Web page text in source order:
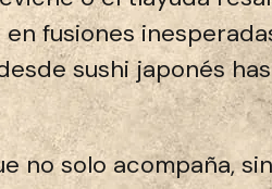
fusiones
sushi japonés
no solo acompaña,